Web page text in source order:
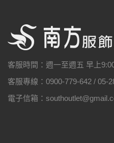
客服時間：週一至週五 早上
客服專線：0900-779-642 / 05-
電子信箱：